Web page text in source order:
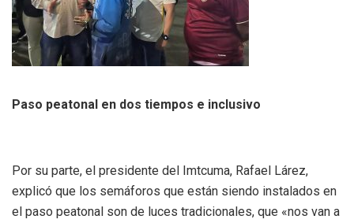
Paso peatonal en dos tiempos e inclusivo
Por su parte, el presidente del Imtcuma, Rafael Lárez,
explicó que los semáforos que están siendo instalados en
el paso peatonal son de luces tradicionales, que «nos van a